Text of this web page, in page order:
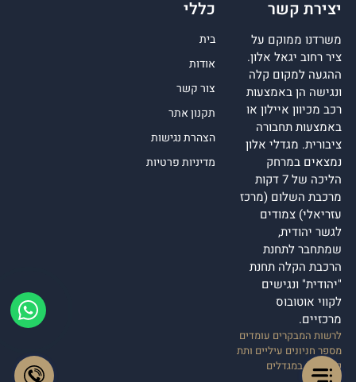
יצירת קשר
משרדנו ממוקם על
ציר רחוב יגאל אלון.
ההגעה למקום קלה
ונגישה הן באמצעות
רכב מכיוון איילון או
באמצעות תחבורה
ציבורית. מגדלי אלון
נמצאים במרחק
הליכה של 7 דקות
מרכבת השלום (מרכז
עזריאלי) צמודים
לגשר יהודית,
שמתחבר לתחנת
הרכבת הקלה תחנת
"יהודית" ונגישים
לקווי אוטובוס
מרכזיים.
לרשות המבקרים עומדים
מספר חניונים עיליים ותת
קרקעיים במגדלים
כללי
בית
אודות
צור קשר
תקנון אתר
הצהרת נגישות
מדיניות פרטיות